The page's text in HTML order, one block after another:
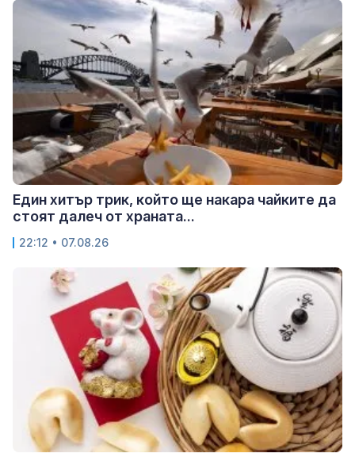
Един хитър трик, който ще накара чайките да
стоят далеч от храната...
22:12 • 07.08.26